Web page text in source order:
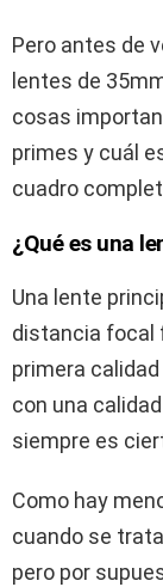
Pero antes de
lentes de
cosas
primes y cuál
cuadro
¿Qué es una
Una lente
distancia focal
primera
con una
siempre es
Como hay
cuando se
pero por